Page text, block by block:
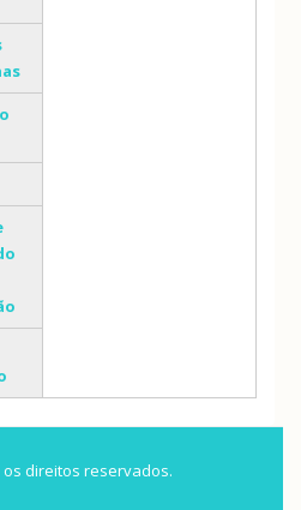
os direitos reservados.